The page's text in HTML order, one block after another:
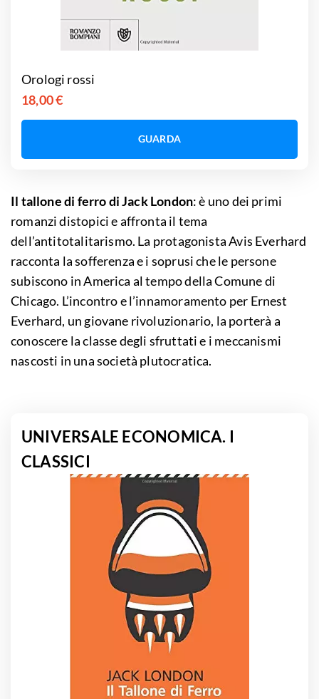
Orologi rossi
18,00 €
GUARDA
Il tallone di ferro di Jack London: è uno dei primi
romanzi distopici e affronta il tema
dell’antitotalitarismo. La protagonista Avis Everhard
racconta la sofferenza e i soprusi che le persone
subiscono in America al tempo della Comune di
Chicago. L’incontro e l’innamoramento per Ernest
Everhard, un giovane rivoluzionario, la porterà a
conoscere la classe degli sfruttati e i meccanismi
nascosti in una società plutocratica.
UNIVERSALE ECONOMICA. I
CLASSICI